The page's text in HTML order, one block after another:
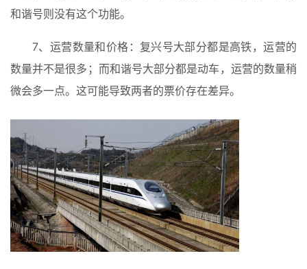
和谐号则没有这个功能。
7、运营数量和价格：复兴号大部分都是高铁，运营的
数量并不是很多；而和谐号大部分都是动车，运营的数量稍
微会多一点。这可能导致两者的票价存在差异。